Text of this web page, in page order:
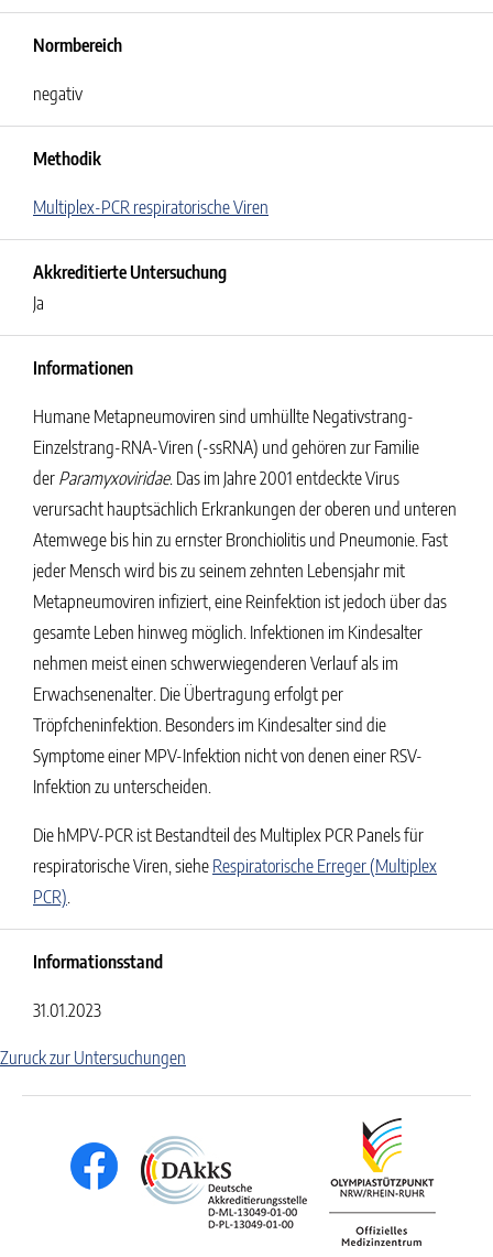
Normbereich
negativ
Methodik
Multiplex-PCR respiratorische Viren
Akkreditierte Untersuchung
Ja
Informationen
Humane Metapneumoviren sind umhüllte Negativstrang-
Einzelstrang-RNA-Viren (-ssRNA) und gehören zur Familie
der Paramyxoviridae. Das im Jahre 2001 entdeckte Virus
verursacht hauptsächlich Erkrankungen der oberen und unteren
Atemwege bis hin zu ernster Bronchiolitis und Pneumonie. Fast
jeder Mensch wird bis zu seinem zehnten Lebensjahr mit
Metapneumoviren infiziert, eine Reinfektion ist jedoch über das
gesamte Leben hinweg möglich. Infektionen im Kindesalter
nehmen meist einen schwerwiegenderen Verlauf als im
Erwachsenenalter. Die Übertragung erfolgt per
Tröpfcheninfektion. Besonders im Kindesalter sind die
Symptome einer MPV-Infektion nicht von denen einer RSV-
Infektion zu unterscheiden.
Die hMPV-PCR ist Bestandteil des Multiplex PCR Panels für
respiratorische Viren, siehe Respiratorische Erreger (Multiplex
PCR).
Informationsstand
31.01.2023
Zuruck zur Untersuchungen